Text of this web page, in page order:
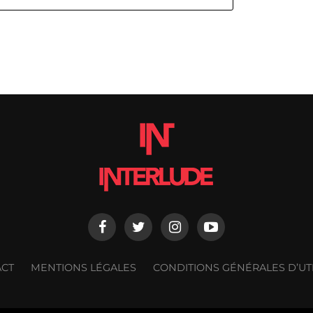
MENTIONS LÉGALES CONDITIONS GÉNÉRALES